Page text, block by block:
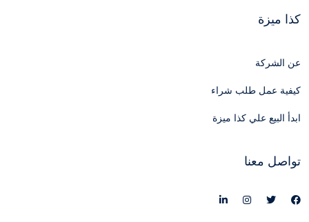
كذا ميزة
عن الشركة
كيفية عمل طلب شراء
ابدأ البيع علي كذا ميزة
تواصل معنا